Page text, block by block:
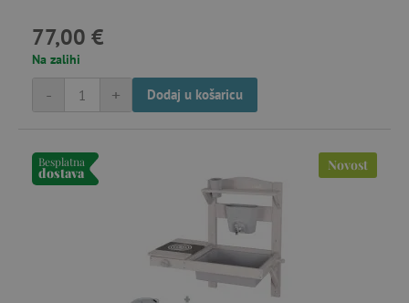
77,00 €
Na zalihi
+
- Dodaj u košaricu
Besplatna
dostava Novost